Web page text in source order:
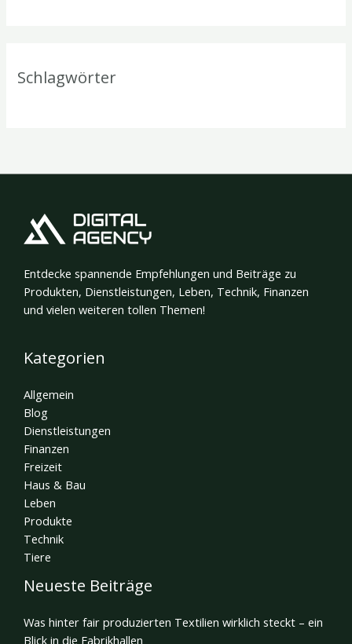
Schlagwörter
Entdecke spannende Empfehlungen und Beiträge zu
Produkten, Dienstleistungen, Leben, Technik, Finanzen
und vielen weiteren tollen Themen!
Kategorien
Allgemein
Blog
Dienstleistungen
Finanzen
Freizeit
Haus & Bau
Leben
Produkte
Technik
Tiere
Neueste Beiträge
Was hinter fair produzierten Textilien wirklich steckt – ein
Blick in die Fabrikhallen